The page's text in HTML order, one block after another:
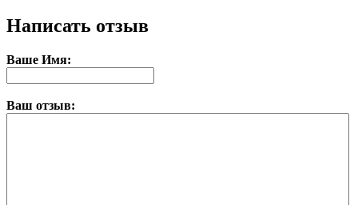
Написать отзыв
Ваше Имя:
Ваш отзыв: